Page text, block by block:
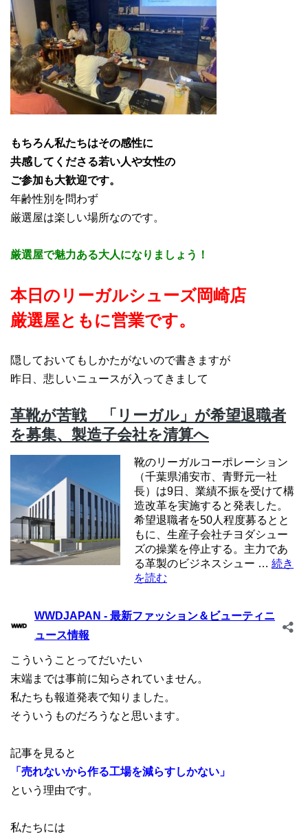
もちろん私たちはその感性に
共感してくださる若い人や女性の
ご参加も大歓迎です。
年齢性別を問わず
厳選屋は楽しい場所なのです。
厳選屋で魅力ある大人になりましょう！
本日のリーガルシューズ岡崎店
厳選屋ともに営業です。
隠しておいてもしかたがないので書きますが
昨日、悲しいニュースが入ってきまして
こういうことってだいたい
末端までは事前に知らされていません。
私たちも報道発表で知りました。
そういうものだろうなと思います。
記事を見ると
「売れないから作る工場を減らすしかない」
という理由です。
私たちには